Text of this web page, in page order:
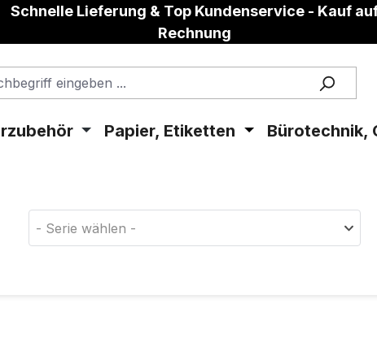
Schnelle Lieferung & Top Kundenservice - Kauf
Rechnung
Papier, Etiketten Bürotechnik,
- Serie wählen -